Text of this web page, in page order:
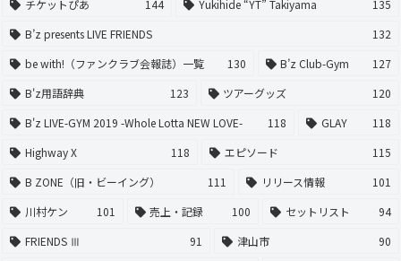
チケットぴあ
144 Yukihide “YT” Takiyama
135
B’z presents LIVE FRIENDS
132
be with!（ファンクラブ会報誌）一覧
130 B’z Club-Gym
127
B'z用語辞典
123 ツアーグッズ
120
B'z LIVE-GYM 2019 -Whole Lotta NEW LOVE-
118 GLAY
118
Highway X
118 エピソード
115
B ZONE（旧・ビーイング）
111 リリース情報
101
川村ケン
101 売上・記録 100 セットリスト
94
FRIENDS Ⅲ
91 津山市
90